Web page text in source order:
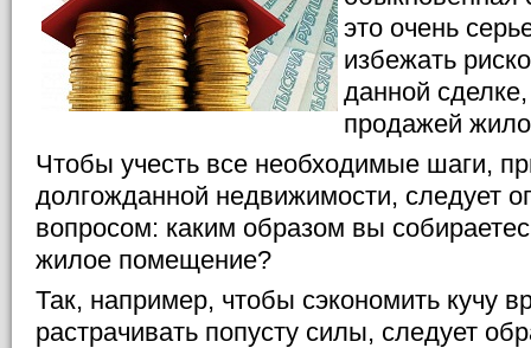
это очень
избежать
данной
продажей
Чтобы учесть все необходимые шаги,
долгожданной недвижимости, следует
вопросом: каким образом вы
жилое помещение?
Так, например, чтобы сэкономить кучу
растрачивать попусту силы, следует